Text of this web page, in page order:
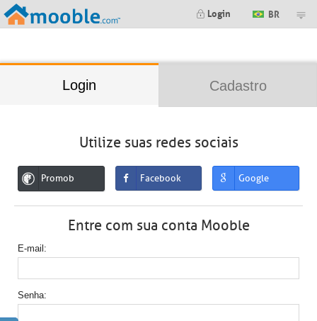
Login BR
Login Cadastro
Utilize suas redes sociais
Promob Facebook Google
Entre com sua conta Mooble
E-mail
Senha